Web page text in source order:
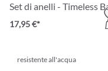
Set di anelli - Timeless
17,95 €*
resistente all'acqua